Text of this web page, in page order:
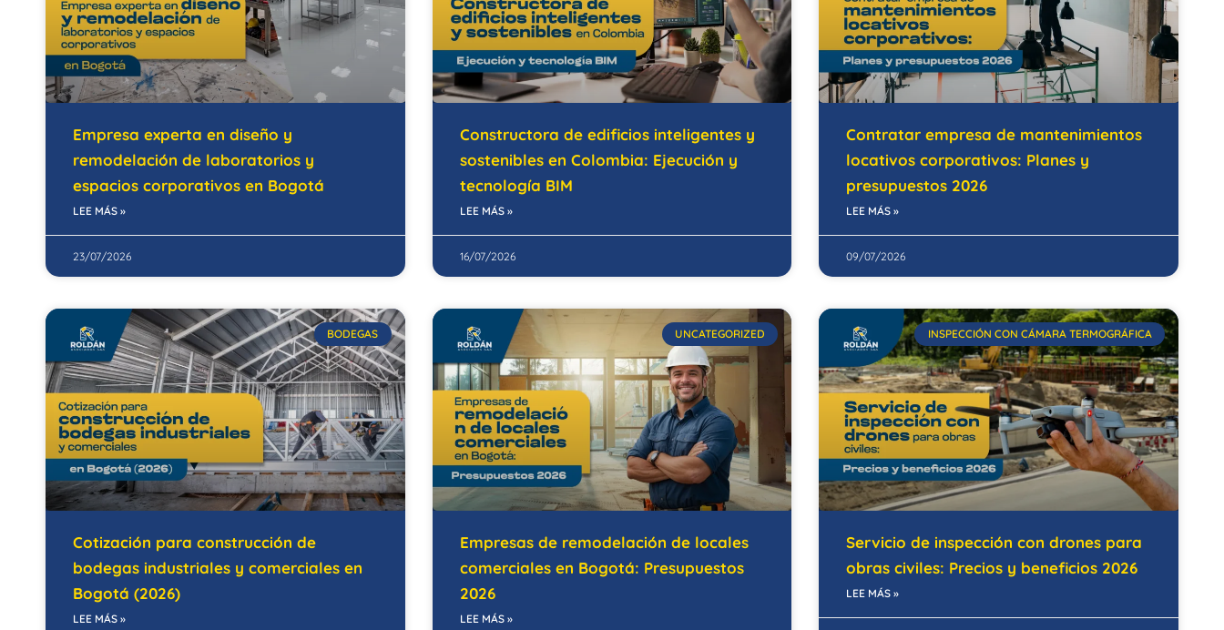
Empresa experta en diseño y
remodelación de laboratorios y
espacios corporativos en Bogotá
LEE MÁS »
23/07/2026
Constructora de edificios inteligentes y
sostenibles en Colombia: Ejecución y
tecnología BIM
LEE MÁS »
16/07/2026
Contratar empresa de mantenimientos
locativos corporativos: Planes y
presupuestos 2026
LEE MÁS »
09/07/2026
BODEGAS
Cotización para construcción de
bodegas industriales y comerciales en
Bogotá (2026)
LEE MÁS »
UNCATEGORIZED
Empresas de remodelación de locales
comerciales en Bogotá: Presupuestos
2026
LEE MÁS »
INSPECCIÓN CON CÁMARA TERMOGRÁFICA
Servicio de inspección con drones para
obras civiles: Precios y beneficios 2026
LEE MÁS »